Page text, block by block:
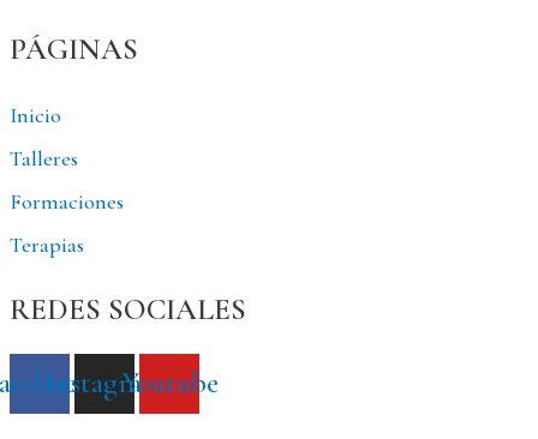
PÁGINAS
Inicio
Talleres
Formaciones
Terapias
REDES SOCIALES
InstagramYoutube